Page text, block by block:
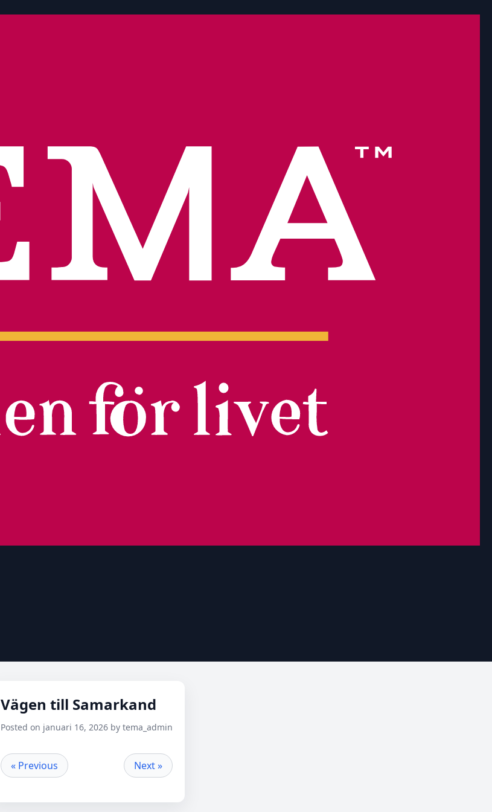
Vägen till Samarkand
Posted on januari 16, 2026 by tema_admin
« Previous Next »